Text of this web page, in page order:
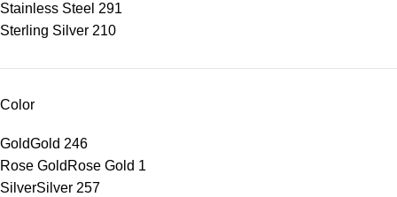
Stainless Steel 291
Sterling Silver 210
Color
GoldGold 246
Rose Gold Rose Gold 1
SilverSilver 257